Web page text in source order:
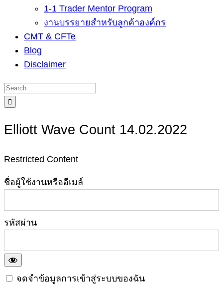
1-1 Trader Mentor Program
งานบรรยายสำหรับลูกค้าองค์กร
CMT & CFTe
Blog
Disclaimer
Search
for:
Elliott Wave Count 14.02.2022
Restricted Content
ชื่อผู้ใช้งานหรืออีเมล์
รหัสผ่าน
จดจำข้อมูลการเข้าสู่ระบบของฉัน